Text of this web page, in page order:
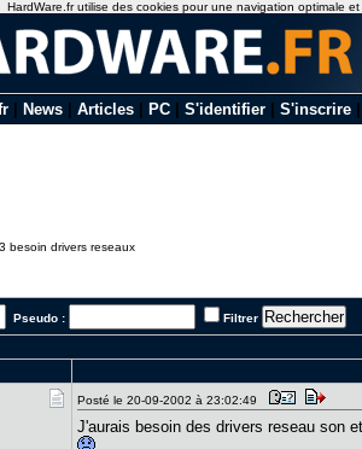
News Articles PC S'identifier S'inscrire
besoin drivers reseaux
Pseudo : Filtrer
Posté le 20-09-2002 à 23:02:49
J'aurais besoin des drivers reseau son
HardWare.fr utilise des cookies pour une navigation optimale